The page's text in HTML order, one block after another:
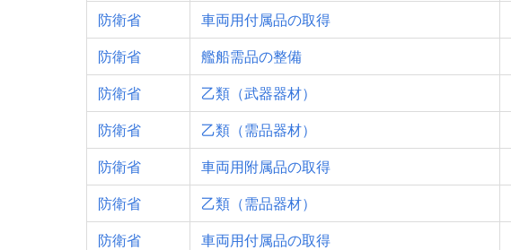
防衛省 車両用付属品の取得
防衛省 艦船需品の整備
防衛省 乙類（武器器材）
防衛省 乙類（需品器材）
防衛省 車両用附属品の取得
防衛省 乙類（需品器材）
防衛省 車両用付属品の取得